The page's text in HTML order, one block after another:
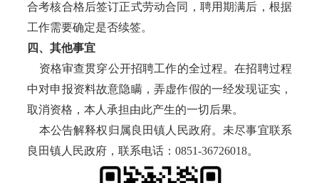
合考核合格后签订正式劳动合同，聘用期满后，根据
工作需要确定是否续签。
四、其他事宜
资格审查贯穿公开招聘工作的全过程。在招聘过程
中对申报资料故意隐瞒，弄虚作假的一经发现证实，
取消资格，本人承担由此产生的一切后果。
本公告解释权归属良田镇人民政府。未尽事宜联系
良田镇人民政府，联系电话：0851-36726018。